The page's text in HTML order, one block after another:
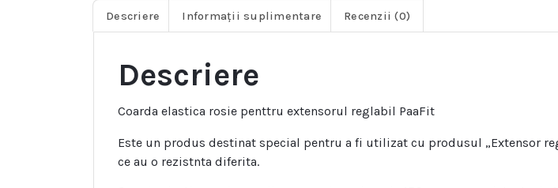
Descriere Informații suplimentare Recenzii (0)
Descriere
Coarda elastica rosie penttru extensorul reglabil PaaFit
Este un produs destinat special pentru a fi utilizat cu produsul „Extensor
ce au o rezistnta diferita.